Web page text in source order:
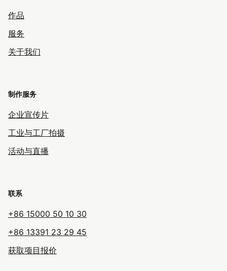
作品
服务
关于我们
制作服务
企业宣传片
工业与工厂拍摄
活动与直播
联系
+86 15000 50 10 30
+86 13391 23 29 45
获取项目报价